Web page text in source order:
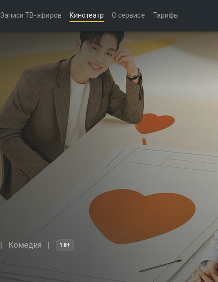
Записи ТВ-эфиров Кинотеатр О сервисе Тарифы
Комедия 18+